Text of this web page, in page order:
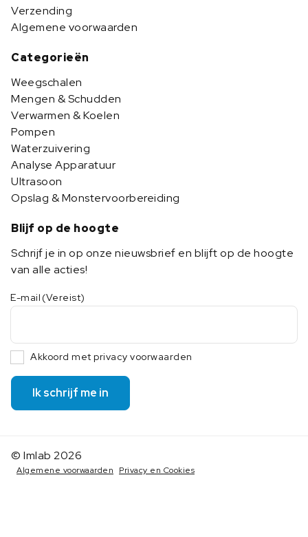
Verzending
Algemene voorwaarden
Categorieën
Weegschalen
Mengen & Schudden
Verwarmen & Koelen
Pompen
Waterzuivering
Analyse Apparatuur
Ultrasoon
Opslag & Monstervoorbereiding
Blijf op de hoogte
Schrijf je in op onze nieuwsbrief en blijft op de hoogte
van alle acties!
E-mail (Vereist)
Akkoord met privacy voorwaarden
Ik schrijf me in
© Imlab 2026
Algemene voorwaarden Privacy en Cookies